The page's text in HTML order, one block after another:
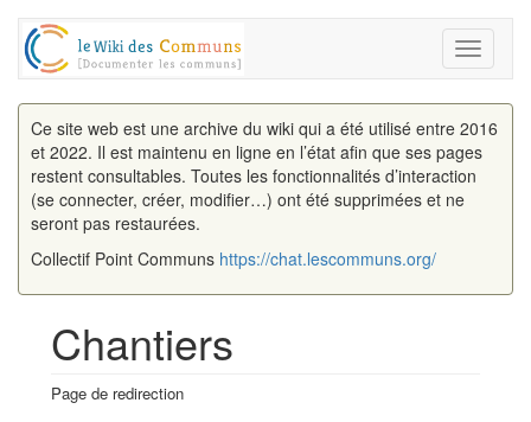
Toggle
Ce site web est une archive du wiki qui a été utilisé entre 2016
et 2022. Il est maintenu en ligne en l’état afin que ses pages
restent consultables. Toutes les fonctionnalités d’interaction
(se connecter, créer, modifier…) ont été supprimées et ne
seront pas restaurées.
Collectif Point Communs https://chat.lescommuns.org/
Chantiers
Page de redirection